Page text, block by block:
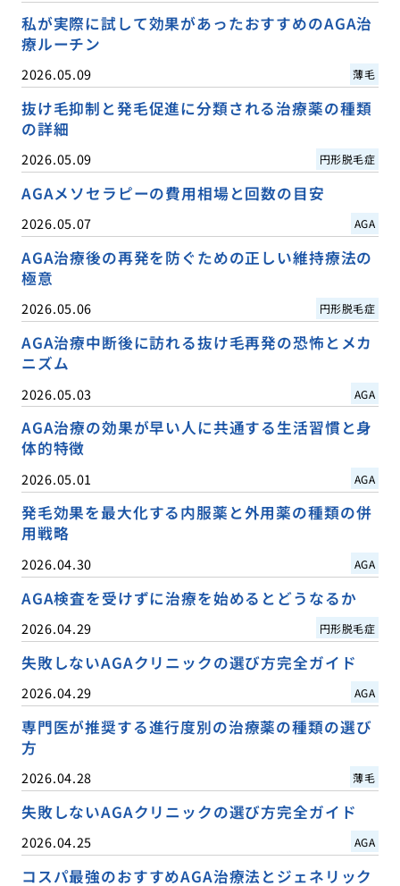
私が実際に試して効果があったおすすめのAGA治
療ルーチン
2026.05.09 薄毛
抜け毛抑制と発毛促進に分類される治療薬の種類
の詳細
2026.05.09 円形脱毛症
AGAメソセラピーの費用相場と回数の目安
2026.05.07 AGA
AGA治療後の再発を防ぐための正しい維持療法の
極意
2026.05.06 円形脱毛症
AGA治療中断後に訪れる抜け毛再発の恐怖とメカ
ニズム
2026.05.03 AGA
AGA治療の効果が早い人に共通する生活習慣と身
体的特徴
2026.05.01 AGA
発毛効果を最大化する内服薬と外用薬の種類の併
用戦略
2026.04.30 AGA
AGA検査を受けずに治療を始めるとどうなるか
2026.04.29 円形脱毛症
失敗しないAGAクリニックの選び方完全ガイド
2026.04.29 AGA
専門医が推奨する進行度別の治療薬の種類の選び
方
2026.04.28 薄毛
失敗しないAGAクリニックの選び方完全ガイド
2026.04.25 AGA
コスパ最強のおすすめAGA治療法とジェネリック